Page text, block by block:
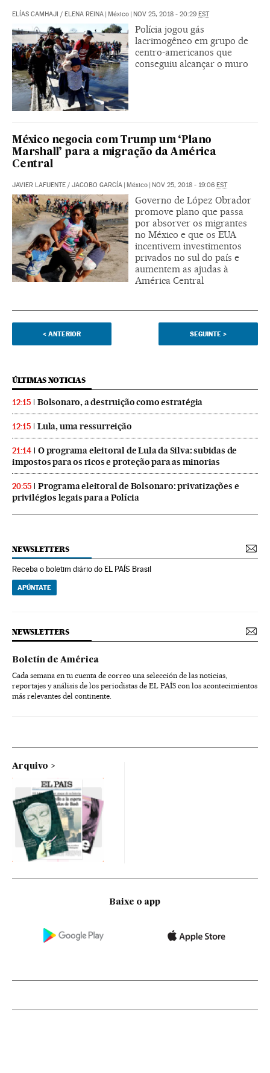
ELÍAS CAMHAJI / ELENA REINA México NOV 25, 2018 - 20:29 EST
Polícia jogou gás
lacrimogêneo em grupo de
centro-americanos que
conseguiu alcançar o muro
México negocia com Trump um ‘Plano
Marshall’ para a migração da América
Central
JAVIER LAFUENTE / JACOBO GARCÍA México NOV 25, 2018 - 19:06 EST
Governo de López Obrador
promove plano que passa
por absorver os migrantes
no México e que os EUA
incentivem investimentos
privados no sul do país e
aumentem as ajudas à
América Central
< ANTERIOR SEGUINTE >
ÚLTIMAS NOTICIAS
12:15 Bolsonaro, a destruição como estratégia
12:15 Lula, uma ressurreição
21:14
O programa eleitoral de Lula da Silva: subidas de
impostos para os ricos e proteção para as minorias
20:55
Programa eleitoral de Bolsonaro: privatizações e
privilégios legais para a Polícia
NEWSLETTERS
Receba o boletim diário do EL PAÍS Brasil
APÚNTATE
NEWSLETTERS
Boletín de América
Cada semana en tu cuenta de correo una selección de las noticias,
reportajes y análisis de los periodistas de EL PAÍS con los acontecimientos
más relevantes del continente.
Arquivo
Baixe o app